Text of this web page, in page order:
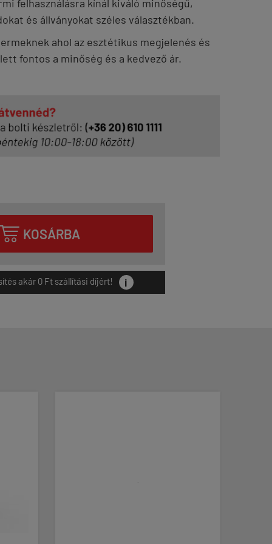
felhasználásra kínál kiváló minőségű,
és állványokat széles választékban.
ahol az esztétikus megjelenés és
fontos a minőség és a kedvező ár.
 KOSÁRBA
akár 0 Ft szállítási díjért! i